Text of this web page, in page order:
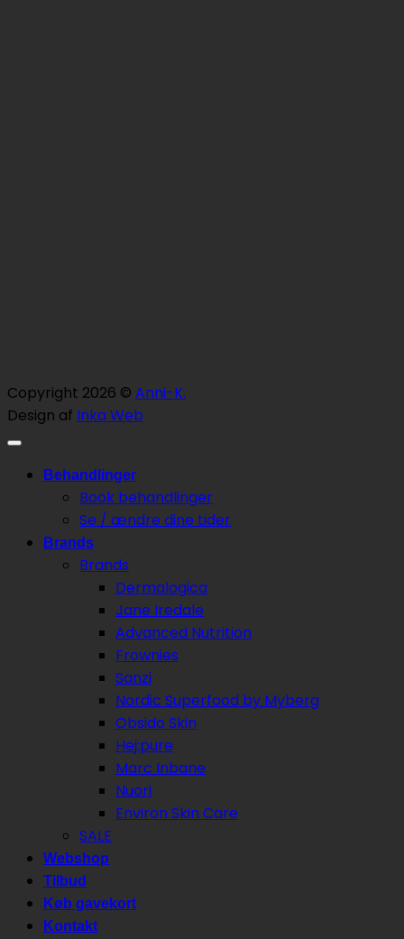
Copyright 2026 © Anni-K.
Design af Inka Web
Behandlinger
Book behandlinger
Se / ændre dine tider
Brands
Brands
Dermalogica
Jane Iredale
Advanced Nutrition
Frownies
Sanzi
Nordic Superfood by Myberg
Obsido Skin
Hej:pure
Marc Inbane
Nuori
Environ Skin Care
SALE
Webshop
Tilbud
Køb gavekort
Kontakt